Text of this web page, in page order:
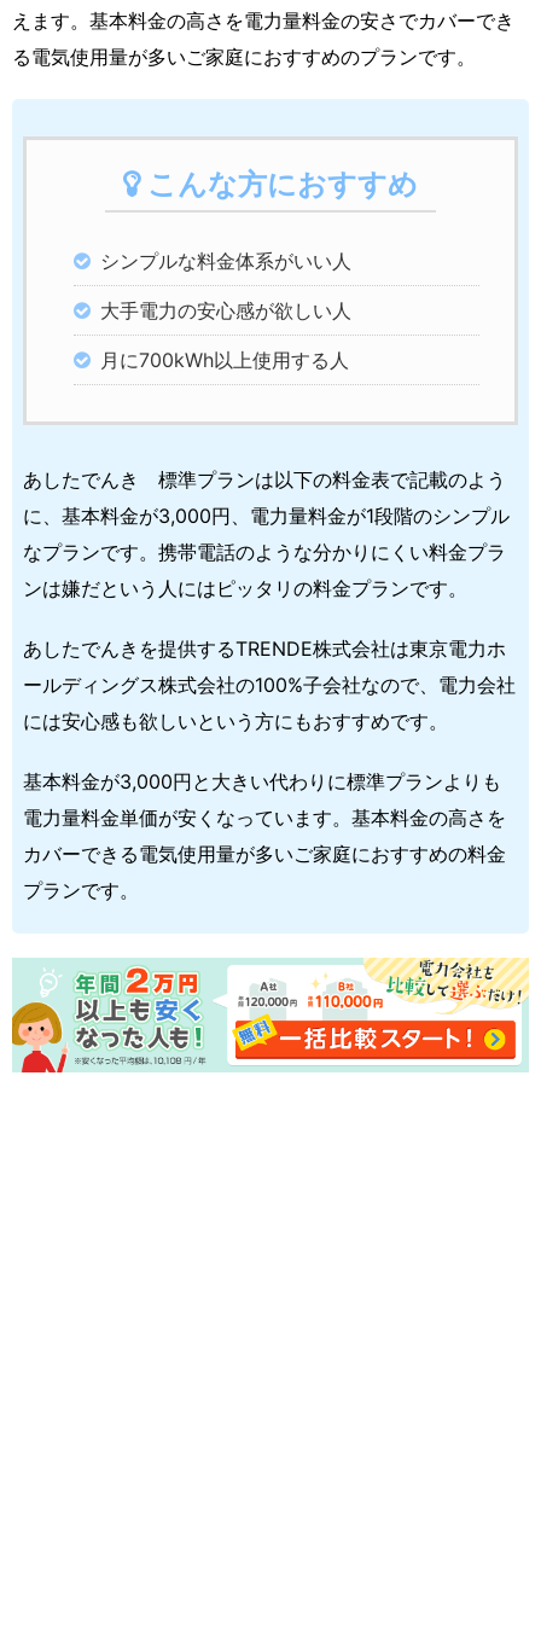
えます。基本料金の高さを電力量料金の安さでカバーでき
る電気使用量が多いご家庭におすすめのプランです。
こんな方におすすめ
シンプルな料金体系がいい人
大手電力の安心感が欲しい人
月に700kWh以上使用する人
あしたでんき 標準プランは以下の料金表で記載のよう
に、基本料金が3,000円、電力量料金が1段階のシンプル
なプランです。携帯電話のような分かりにくい料金プラ
ンは嫌だという人にはピッタリの料金プランです。
あしたでんきを提供するTRENDE株式会社は東京電力ホ
ールディングス株式会社の100%子会社なので、電力会社
には安心感も欲しいという方にもおすすめです。
基本料金が3,000円と大きい代わりに標準プランよりも
電力量料金単価が安くなっています。基本料金の高さを
カバーできる電気使用量が多いご家庭におすすめの料金
プランです。